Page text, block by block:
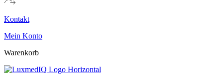
Kontakt
Mein Konto
Warenkorb